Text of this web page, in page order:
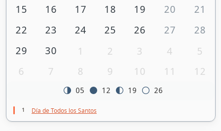
15
16 17 18 19 20
21
22
23 24 25 26 27
28
29
30 1 2 3 4
5
6
7 8 9 10 11 12
05 12 19 26
1 Día de Todos los Santos